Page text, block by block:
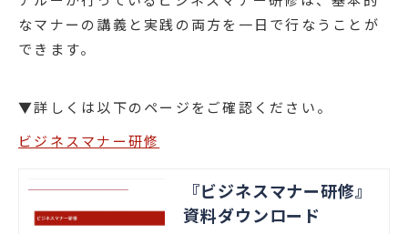
なマナーの講義と実践の両方を一日で行なうことが
できます。
▼詳しくは以下のページをご確認ください。
ビジネスマナー研修
『ビジネスマナー研修』
資料ダウンロード